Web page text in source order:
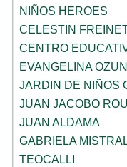
NIÑOS HEROES
CELESTIN
CENTRO
EVANGELINA
JARDIN DE NIÑOS
JUAN JACOBO
JUAN ALDAMA
GABRIELA
TEOCALLI